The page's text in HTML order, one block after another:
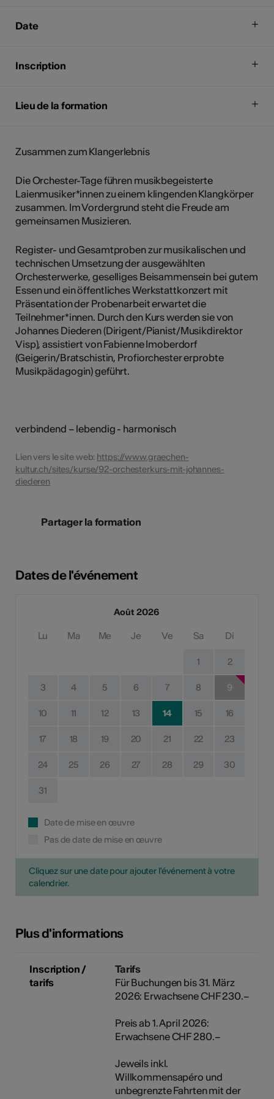
Date
Inscription
Lieu de la formation
Zusammen zum Klangerlebnis
Die Orchester-Tage führen musikbegeisterte
Laienmusiker*innen zu einem klingenden Klangkörper
zusammen. Im Vordergrund steht die Freude am
gemeinsamen Musizieren.
Register- und Gesamtproben zur musikalischen und
technischen Umsetzung der ausgewählten
Orchesterwerke, geselliges Beisammensein bei gutem
Essen und ein öffentliches Werkstattkonzert mit
Präsentation der Probenarbeit erwartet die
Teilnehmer*innen. Durch den Kurs werden sie von
Johannes Diederen (Dirigent/Pianist/Musikdirektor
Visp), assistiert von Fabienne Imoberdorf
(Geigerin/Bratschistin, Profiorchester erprobte
Musikpädagogin) geführt.
verbindend – lebendig - harmonisch
Lien vers le site web: https://www.graechen-
kultur.ch/sites/kurse/92-orchesterkurs-mit-johannes-
diederen
Partager la formation
Dates de l'événement
Août 2026
Lu Ma Me Je Ve Sa Di
1 2
3 4 5 6 7 8 9
10 11 12 13 14 15 16
17 18 19 20 21 22 23
24 25 26 27 28 29 30
31
Date de mise en œuvre
Pas de date de mise en œuvre
Cliquez sur une date pour ajouter l'événement à votre
calendrier.
Plus d'informations
Inscription /
tarifs
Tarifs
Für Buchungen bis 31. März
2026: Erwachsene CHF 230.–
Preis ab 1. April 2026:
Erwachsene CHF 280.–
Jeweils inkl.
Willkommensapéro und
unbegrenzte Fahrten mit der